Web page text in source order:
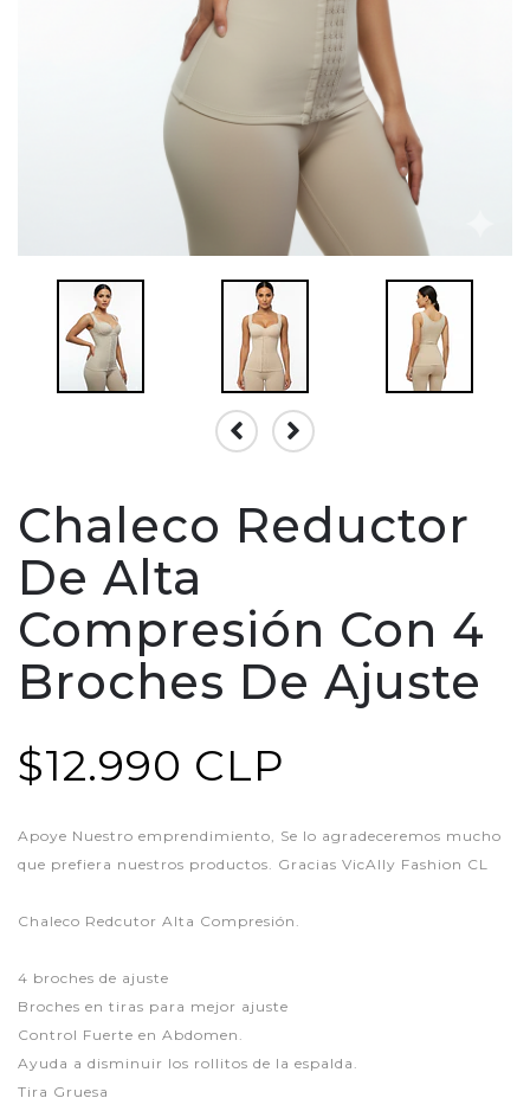
Chaleco Reductor
De Alta
Compresión Con 4
Broches De Ajuste
$12.990 CLP
Apoye Nuestro emprendimiento, Se lo agradeceremos mucho
que prefiera nuestros productos. Gracias VicAlly Fashion CL
Chaleco Redcutor Alta Compresión.
4 broches de ajuste
Broches en tiras para mejor ajuste
Control Fuerte en Abdomen.
Ayuda a disminuir los rollitos de la espalda.
Tira Gruesa